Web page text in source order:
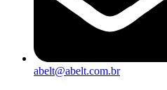
abelt@abelt.com.br